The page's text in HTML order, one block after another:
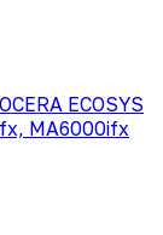
ECOSYS
MA6000ifx